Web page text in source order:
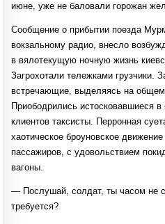
июне, уже не баловали горожан
Сообщение о прибытии поезда
вокзальному радио, внесло
в вялотекущую ночную жизнь
Загрохотали тележками грузчики.
встречающие, выделяясь на
Приободрились истосковавшиеся
клиентов таксисты. Перронная
хаотическое броуновское
пассажиров, с удовольствием
вагоны.
— Послушай, солдат, ты часом не
требуется?